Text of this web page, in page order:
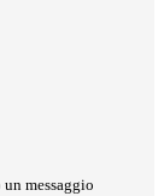
messaggio